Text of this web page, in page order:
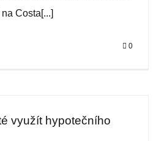
Costa[...]
0
využít hypotečního